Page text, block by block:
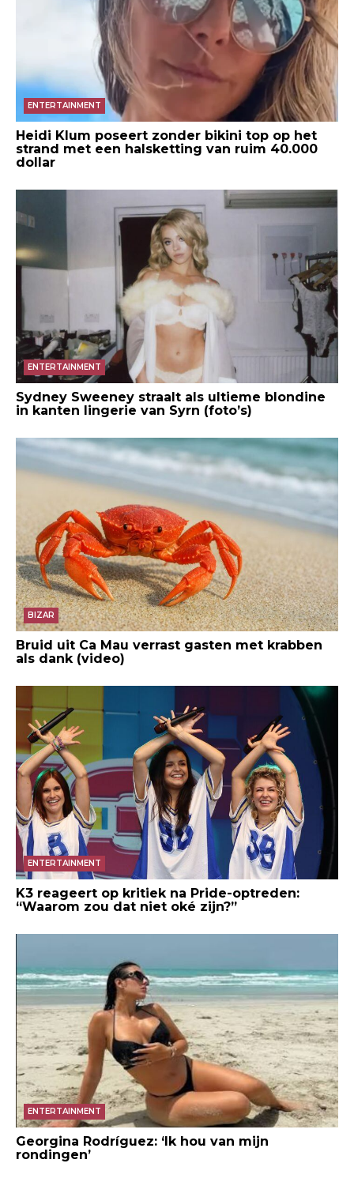
ENTERTAINMENT
Heidi Klum poseert zonder bikini top op het
strand met een halsketting van ruim 40.000
dollar
ENTERTAINMENT
Sydney Sweeney straalt als ultieme blondine
in kanten lingerie van Syrn (foto’s)
BIZAR
Bruid uit Ca Mau verrast gasten met krabben
als dank (video)
ENTERTAINMENT
K3 reageert op kritiek na Pride-optreden:
“Waarom zou dat niet oké zijn?”
ENTERTAINMENT
Georgina Rodríguez: ‘Ik hou van mijn
rondingen’